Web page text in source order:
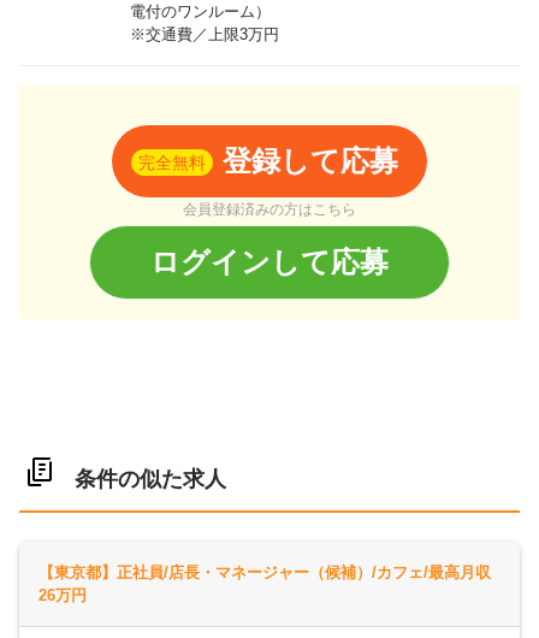
電付のワンルーム）
※交通費／上限3万円
完全無料 登録して応募
会員登録済みの方はこちら
ログインして応募
条件の似た求人
【東京都】正社員/店長・マネージャー（候補）/カフェ/最高月収
26万円